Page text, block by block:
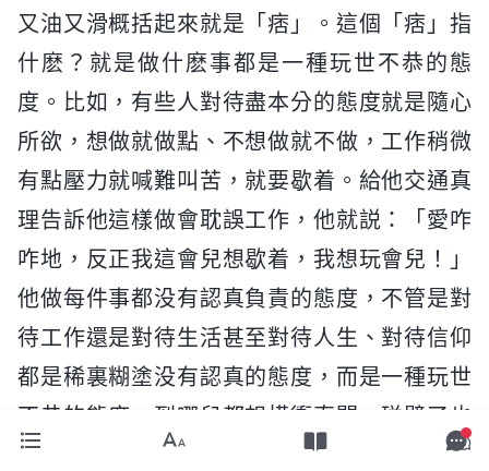
又油又滑概括起來就是「痞」。這個「痞」指
什麽？就是做什麽事都是一種玩世不恭的態
度。比如，有些人對待盡本分的態度就是隨心
所欲，想做就做點、不想做就不做，工作稍微
有點壓力就喊難叫苦，就要歇着。給他交通真
理告訴他這樣做會耽誤工作，他就説：「愛咋
咋地，反正我這會兒想歇着，我想玩會兒！」
他做每件事都没有認真負責的態度，不管是對
待工作還是對待生活甚至對待人生、對待信仰
都是稀裏糊塗没有認真的態度，而是一種玩世
不恭的態度，到哪兒都想横衝直闖，碰壁了也
滿不在乎，受到管制還忍受不了，還盼望享受